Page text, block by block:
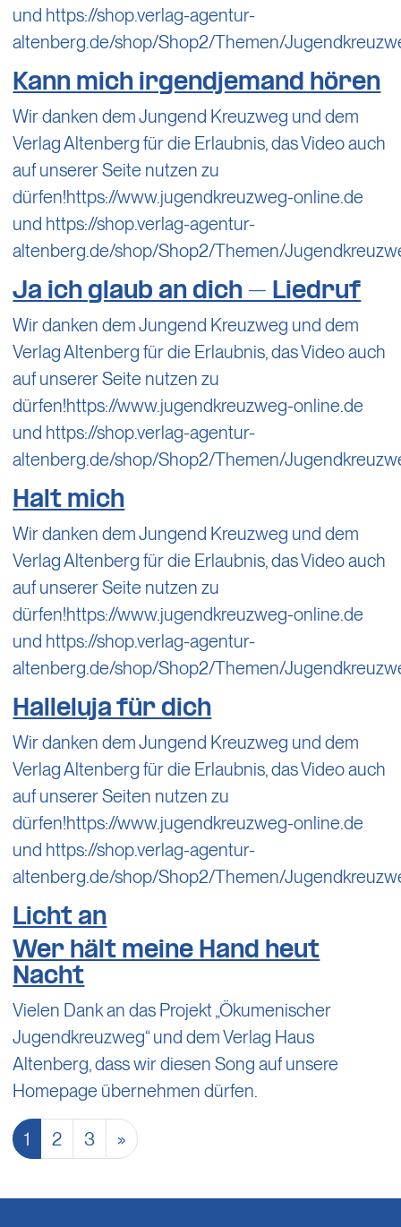
und https://shop.verlag-agentur-
altenberg.de/shop/Shop2/Themen/
Kann mich irgendjemand hören
Wir danken dem Jungend Kreuzweg und dem
Verlag Altenberg für die Erlaubnis, das Video auch
auf unserer Seite nutzen zu
dürfen!https://www.jugendkreuzweg-online.de
und https://shop.verlag-agentur-
altenberg.de/shop/Shop2/Themen/
Ja ich glaub an dich – Liedruf
Wir danken dem Jungend Kreuzweg und dem
Verlag Altenberg für die Erlaubnis, das Video auch
auf unserer Seite nutzen zu
dürfen!https://www.jugendkreuzweg-online.de
und https://shop.verlag-agentur-
altenberg.de/shop/Shop2/Themen/
Halt mich
Wir danken dem Jungend Kreuzweg und dem
Verlag Altenberg für die Erlaubnis, das Video auch
auf unserer Seite nutzen zu
dürfen!https://www.jugendkreuzweg-online.de
und https://shop.verlag-agentur-
altenberg.de/shop/Shop2/Themen/
Halleluja für dich
Wir danken dem Jungend Kreuzweg und dem
Verlag Altenberg für die Erlaubnis, das Video auch
auf unserer Seiten nutzen zu
dürfen!https://www.jugendkreuzweg-online.de
und https://shop.verlag-agentur-
altenberg.de/shop/Shop2/Themen/
Licht an
Wer hält meine Hand heut
Nacht
Vielen Dank an das Projekt „Ökumenischer
Jugendkreuzweg“ und dem Verlag Haus
Altenberg, dass wir diesen Song auf unsere
Homepage übernehmen dürfen.
Beitrags-
1 2 3 »